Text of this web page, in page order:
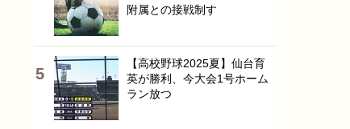
附属との接戦制す
【高校野球2025夏】仙台育
英が勝利、今大会1号ホーム
ラン放つ